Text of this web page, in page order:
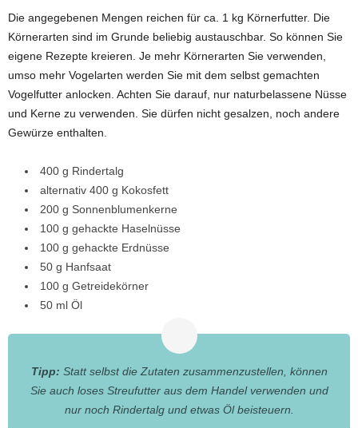
Die angegebenen Mengen reichen für ca. 1 kg Körnerfutter. Die
Körnerarten sind im Grunde beliebig austauschbar. So können Sie
eigene Rezepte kreieren. Je mehr Körnerarten Sie verwenden,
umso mehr Vogelarten werden Sie mit dem selbst gemachten
Vogelfutter anlocken. Achten Sie darauf, nur naturbelassene Nüsse
und Kerne zu verwenden. Sie dürfen nicht gesalzen, noch andere
Gewürze enthalten.
400 g Rindertalg
alternativ 400 g Kokosfett
200 g Sonnenblumenkerne
100 g gehackte Haselnüsse
100 g gehackte Erdnüsse
50 g Hanfsaat
100 g Getreidekörner
50 ml Öl
Tipp: Statt selbst die Zutaten zusammenzustellen, können
Sie auch loses Streufutter aus dem Handel verwenden und
nur noch Rindertalg und etwas Öl beisteuern.